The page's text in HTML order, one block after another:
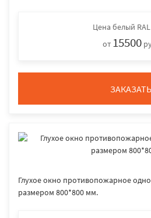
Цена белый
от 15500
ЗАКАЗАТЬ
Глухое окно противопожарное
размером 800*800 мм.